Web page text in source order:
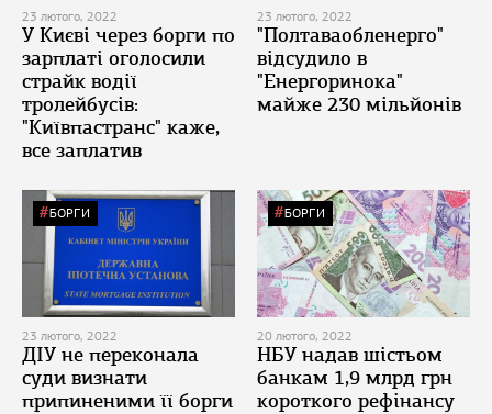
23 лютого, 2022
У Києві через борги по
зарплаті оголосили
страйк водії
тролейбусів:
"Київпастранс" каже,
все заплатив
23 лютого, 2022
"Полтаваобленерго"
відсудило в
"Енергоринока"
майже 230 мільйонів
БОРГИ
23 лютого, 2022
ДІУ не переконала
суди визнати
припиненими її борги
БОРГИ
20 лютого, 2022
НБУ надав шістьом
банкам 1,9 млрд грн
короткого рефінансу